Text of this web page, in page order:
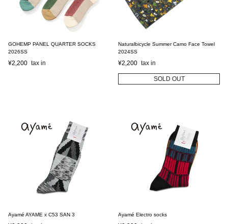
GOHEMP PANEL QUARTER SOCKS
2026SS
¥2,200
Naturalbicycle Summer Camo Face Towel
2024SS
¥2,200
SOLD OUT
Ayamé AYAME x C53 SAN 3 Ayamé Electro socks